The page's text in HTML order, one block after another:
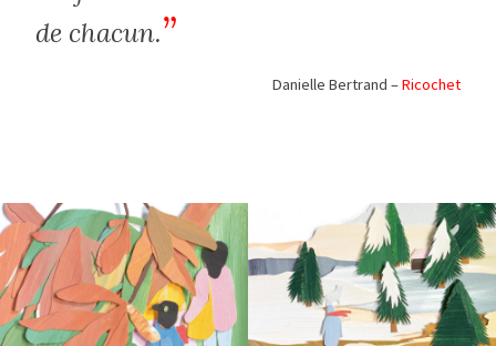
de chacun.
Danielle Bertrand –Ricochet